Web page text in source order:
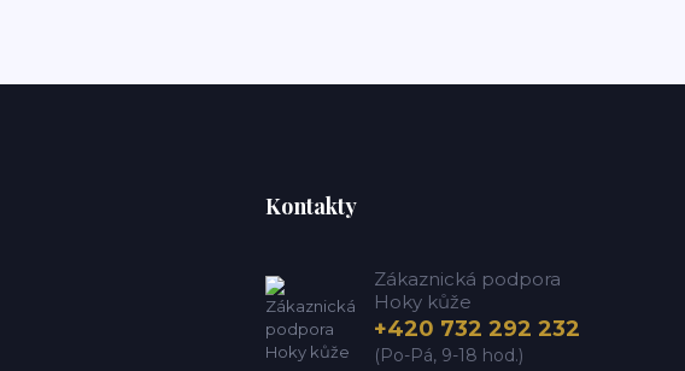
Kontakty
Zákaznická podpora
Hoky kůže
+420 732 292 232
(Po-Pá, 9-18 hod.)